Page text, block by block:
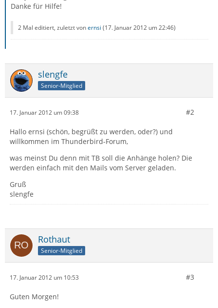
Danke für Hilfe!
2 Mal editiert, zuletzt vonernsi (17. Januar 2012 um 22:46)
slengfe
Senior-Mitglied
17. Januar 2012 um 09:38 #2
Hallo ernsi (schön, begrüßt zu werden, oder?) und
willkommen im Thunderbird-Forum,
was meinst Du denn mit TB soll die Anhänge holen? Die
werden einfach mit den Mails vom Server geladen.
Gruß
slengfe
Rothaut
Senior-Mitglied
17. Januar 2012 um 10:53 #3
Guten Morgen!